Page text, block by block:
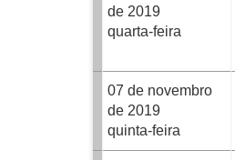
de 2019
quarta-feira
07 de novembro
de 2019
quinta-feira